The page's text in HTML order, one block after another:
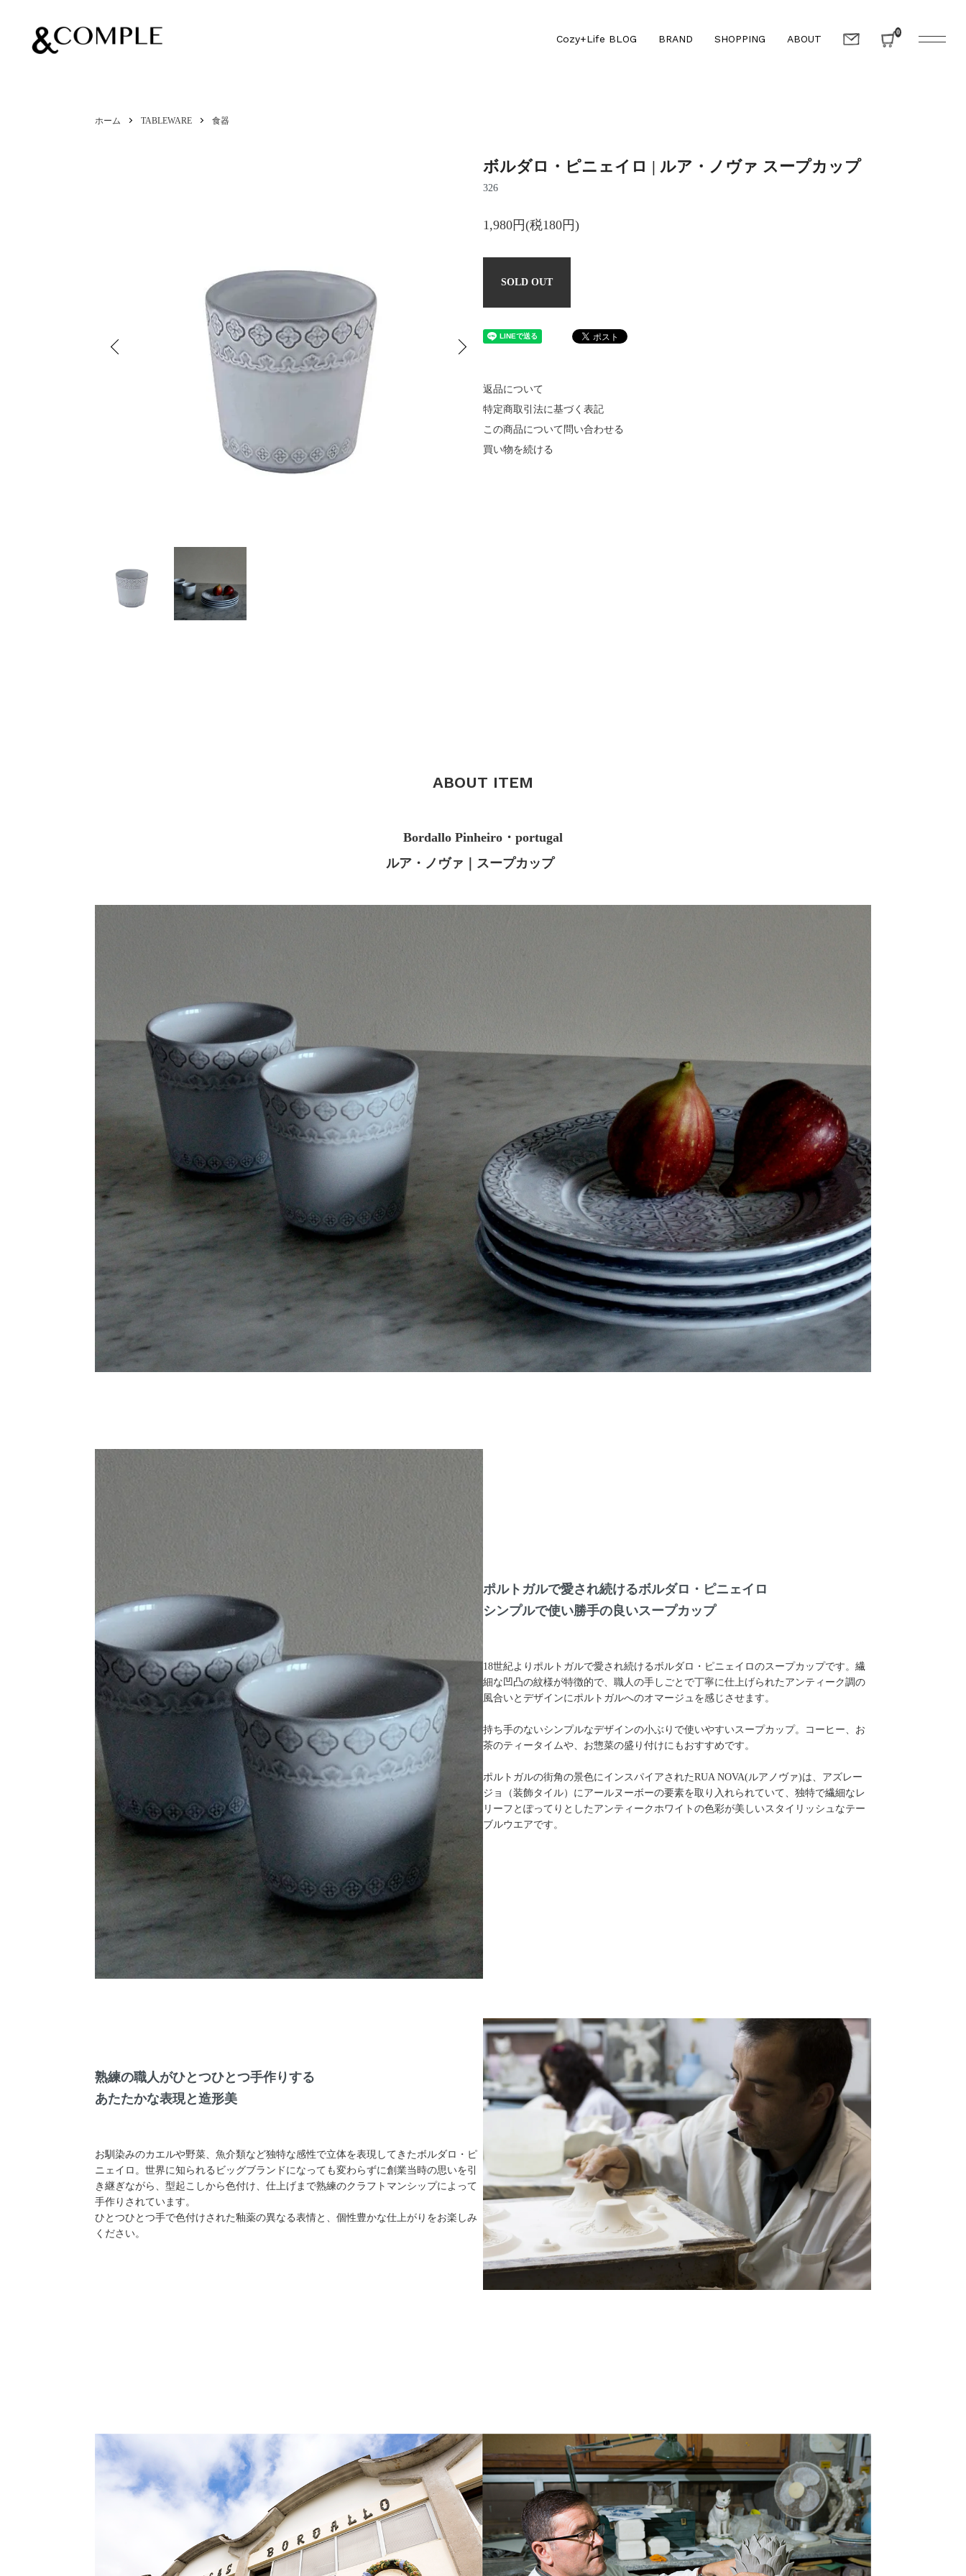
Cozy+Life BLOG BRAND SHOPPING ABOUT
0
ホーム TABLEWARE 食器
ボルダロ・ピニェイロ | ルア・ノヴァ スープカップ
326
1,980円(税180円)
SOLD OUT
返品について
特定商取引法に基づく表記
この商品について問い合わせる
買い物を続ける
ABOUT ITEM
Bordallo Pinheiro・portugal
ルア・ノヴァ｜スープカップ
ポルトガルで愛され続けるボルダロ・ピニェイロ
シンプルで使い勝手の良いスープカップ
18世紀よりポルトガルで愛され続けるボルダロ・ピニェイロのスープカップです。繊
細な凹凸の紋様が特徴的で、職人の手しごとで丁寧に仕上げられたアンティーク調の
風合いとデザインにポルトガルへのオマージュを感じさせます。
持ち手のないシンプルなデザインの小ぶりで使いやすいスープカップ。コーヒー、お
茶のティータイムや、お惣菜の盛り付けにもおすすめです。
ポルトガルの街角の景色にインスパイアされたRUA NOVA(ルアノヴァ)は、アズレー
ジョ（装飾タイル）にアールヌーボーの要素を取り入れられていて、独特で繊細なレ
リーフとぽってりとしたアンティークホワイトの色彩が美しいスタイリッシュなテー
ブルウエアです。
熟練の職人がひとつひとつ手作りする
あたたかな表現と造形美
お馴染みのカエルや野菜、魚介類など独特な感性で立体を表現してきたボルダロ・ピ
ニェイロ。世界に知られるビッグブランドになっても変わらずに創業当時の思いを引
き継ぎながら、型起こしから色付け、仕上げまで熟練のクラフトマンシップによって
手作りされています。
ひとつひとつ手で色付けされた釉薬の異なる表情と、個性豊かな仕上がりをお楽しみ
ください。